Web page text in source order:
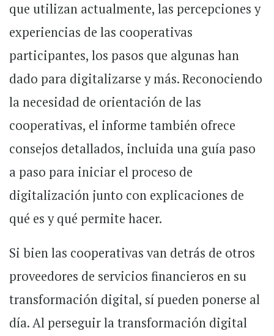
que utilizan actualmente, las percepciones y
experiencias de las cooperativas
participantes, los pasos que algunas han
dado para digitalizarse y más. Reconociendo
la necesidad de orientación de las
cooperativas, el informe también ofrece
consejos detallados, incluida una guía paso
a paso para iniciar el proceso de
digitalización junto con explicaciones de
qué es y qué permite hacer.
Si bien las cooperativas van detrás de otros
proveedores de servicios financieros en su
transformación digital, sí pueden ponerse al
día. Al perseguir la transformación digital